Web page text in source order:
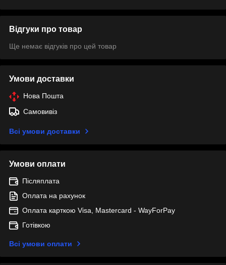
Відгуки про товар
Ще немає відгуків про цей товар
Умови доставки
Нова Пошта
Самовивіз
Всі умови доставки
Умови оплати
Післяплата
Оплата на рахунок
Оплата карткою Visa, Mastercard - WayForPay
Готівкою
Всі умови оплати